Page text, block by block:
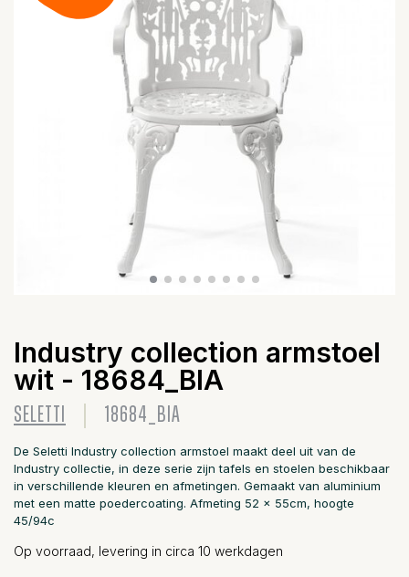
Industry collection armstoel
wit - 18684_BIA
SELETTI 18684_BIA
De Seletti Industry collection armstoel maakt deel uit van de
Industry collectie, in deze serie zijn tafels en stoelen beschikbaar
in verschillende kleuren en afmetingen. Gemaakt van aluminium
met een matte poedercoating. Afmeting 52 x 55cm, hoogte
45/94c
Op voorraad, levering in circa 10 werkdagen